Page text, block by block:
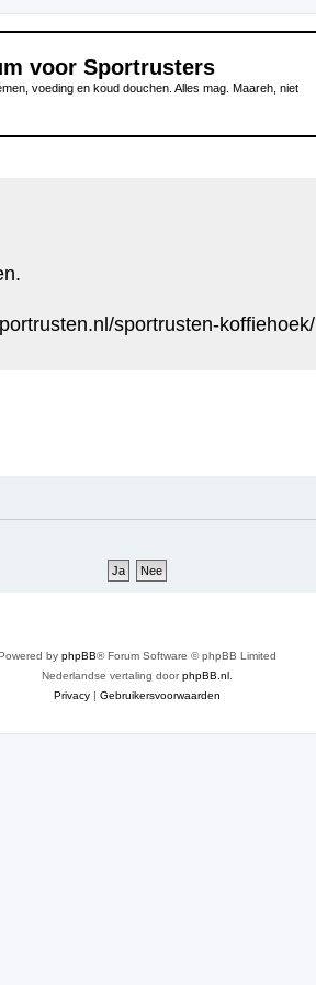
voor Sportrusters
voeding en koud douchen. Alles mag. Maareh, niet
sportrusten-koffiehoek/
by phpBB® Forum Software © phpBB Limited
Nederlandse vertaling doorphpBB.nl
Privacy | Gebruikersvoorwaarden